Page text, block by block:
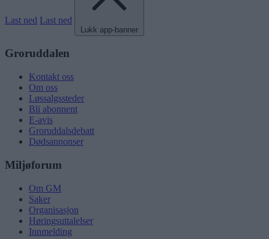
Last ned Last ned
Lukk app-banner
Groruddalen
Kontakt oss
Om oss
Løssalgssteder
Bli abonnent
E-avis
Groruddalsdebatt
Dødsannonser
Miljøforum
Om GM
Saker
Organisasjon
Høringsuttalelser
Innmelding